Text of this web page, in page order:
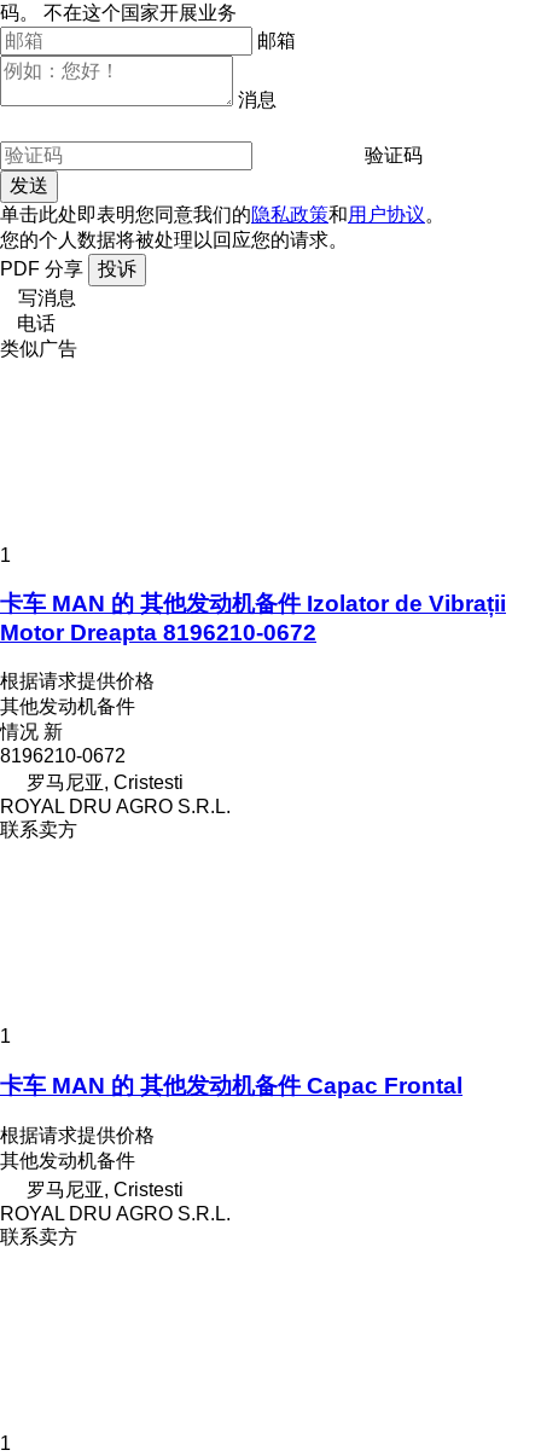
码。
不在这个国家开展业务
邮箱
消息
验证码
单击此处即表明您同意我们的隐私政策和用户协议。
您的个人数据将被处理以回应您的请求。
PDF 分享
投诉
写消息
电话
类似广告
1
卡车 MAN 的 其他发动机备件 Izolator de Vibrații
Motor Dreapta 8196210-0672
根据请求提供价格
其他发动机备件
情况 新
8196210-0672
罗马尼亚, Cristesti
ROYAL DRU AGRO S.R.L.
联系卖方
1
卡车 MAN 的 其他发动机备件 Capac Frontal
根据请求提供价格
其他发动机备件
罗马尼亚, Cristesti
ROYAL DRU AGRO S.R.L.
联系卖方
1